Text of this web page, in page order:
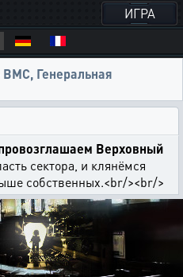
ИГРА
ВМС, Генеральная
Верховный
сектора, и клянёмся
собственных.<br/><br/>